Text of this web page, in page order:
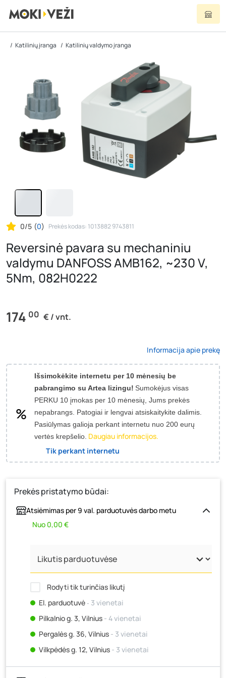
Katilinių įranga Katilinių valdymo įranga
0/5 (0) Prekės kodas: 1013882 9743811
Reversinė pavara su mechaniniu
valdymu DANFOSS AMB162, ~230 V,
5Nm, 082H0222
174 00 € / vnt.
Informacija apie prekę
Išsimokėkite internetu per 10 mėnesių be
pabrangimo su Artea lizingu! Sumokėjus visas
PERKU 10 įmokas per 10 mėnesių, Jums prekės
nepabrangs. Patogiai ir lengvai atsiskaitykite dalimis.
Pasiūlymas galioja perkant internetu nuo 200 eurų
vertės krepšelio. Daugiau informacijos.
Tik perkant internetu
Prekės pristatymo būdai:
Atsiėmimas per 9 val. parduotuvės darbo metu
Nuo 0,00 €
Rodyti tik turinčias likutį
El. parduotuvė‐ 3 vienetai
Pilkalnio g. 3, Vilnius - 4 vienetai
Pergalės g. 36, Vilnius - 3 vienetai
Vilkpėdės g. 12, Vilnius - 3 vienetai
Ateities g. 15, Vilnius- 3 vienetai